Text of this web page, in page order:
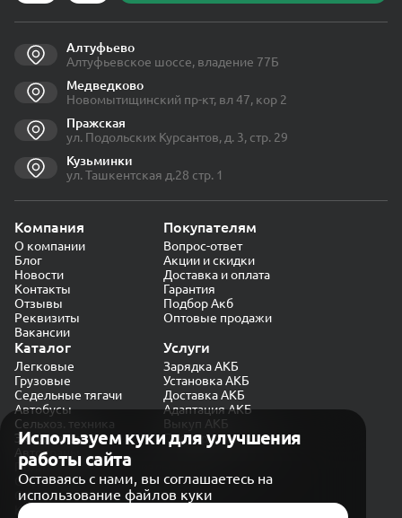
Используем куки для улучшения
работы сайта
Оставаясь с нами, вы соглашаетесь на
использование файлов куки
Алтуфьево
Алтуфьевское шоссе, владение 77Б
Медведково
Новомытищинский пр-кт, вл 47, кор 2
Пражская
ул. Подольских Курсантов, д. 3, стр. 29
Кузьминки
ул. Ташкентская д.28 стр. 1
Компания
О компании
Блог
Новости
Контакты
Отзывы
Реквизиты
Вакансии
Покупателям
Вопрос-ответ
Акции и скидки
Доставка и оплата
Гарантия
Подбор Акб
Оптовые продажи
Каталог
Легковые
Грузовые
Седельные тягачи
Автобусы
Сельхоз. техника
Экскаваторы
Автокраны
Услуги
Зарядка АКБ
Установка АКБ
Доставка АКБ
Адаптация АКБ
Выкуп АКБ
Проверка генератора
Политика конфиденциальности
Обработка персональных данных
Согласие на обработку в «Яндекс.Метрика»
Карта сайта